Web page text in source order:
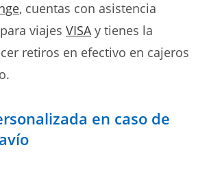
, cuentas con asistencia
viajes VISAy tienes la
retiros en efectivo en cajeros
en caso de